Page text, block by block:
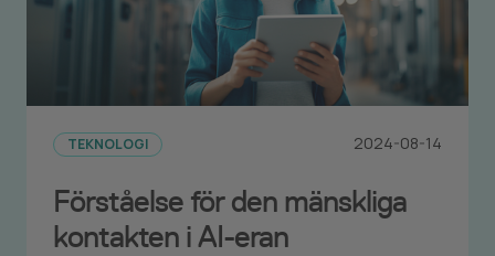
Förståelse för den mänskliga
kontakten i AI-eran
TEKNOLOGI 2024-08-14